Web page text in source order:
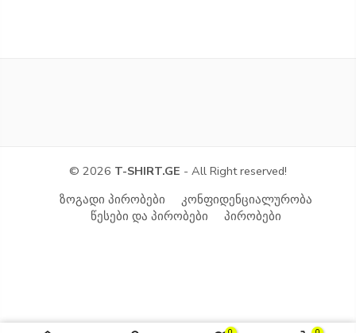
© 2026 T-SHIRT.GE - All Right reserved!
ზოგადი პირობები
კონფიდენციალურობა
წესები და პირობები
პირობები